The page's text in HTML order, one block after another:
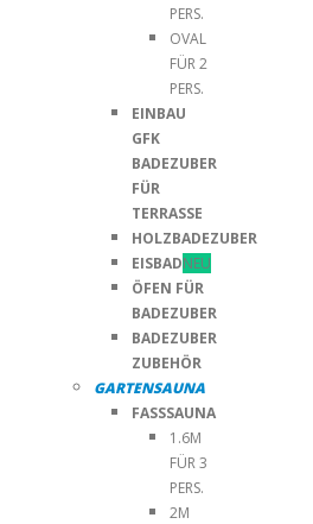
PERS.
OVAL
FÜR 2
PERS.
EINBAU
GFK
BADEZUBER
FÜR
TERRASSE
HOLZBADEZUBER
EISBADNEU
ÖFEN FÜR
BADEZUBER
BADEZUBER
ZUBEHÖR
GARTENSAUNA
FASSSAUNA
1.6M
FÜR 3
PERS.
2M